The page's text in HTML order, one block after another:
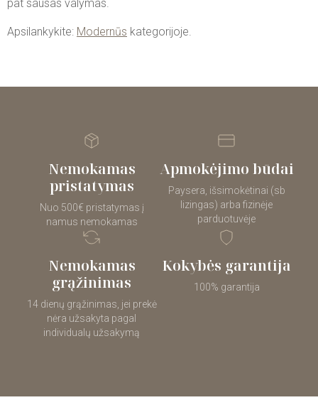
pat sausas valymas.
Apsilankykite: Modernūs kategorijoje.
Nemokamas
pristatymas
Nuo 500€ pristatymas į
namus nemokamas
Apmokėjimo būdai
Paysera, išsimokėtinai (sb
lizingas) arba fizinėje
parduotuvėje
Nemokamas
grąžinimas
14 dienų grąžinimas, jei prekė
nėra užsakyta pagal
individualų užsakymą
Kokybės garantija
100% garantija